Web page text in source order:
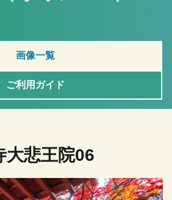
画像一覧
ご利用ガイド
大悲王院06